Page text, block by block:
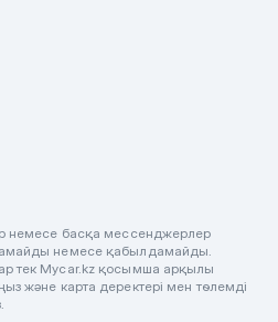
немесе басқа мессенджерлер
немесе қабылдамайды.
тек Mycar.kz қосымша арқылы
және карта деректері мен төлемді